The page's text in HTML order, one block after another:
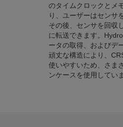
のタイムクロックとメ
り、ユーザーはセンサ
その後、センサを回収
に転送できます。
ータの取得、およびデ
頑丈な構造により、
使いやすいため、さま
ンケースを使用してい